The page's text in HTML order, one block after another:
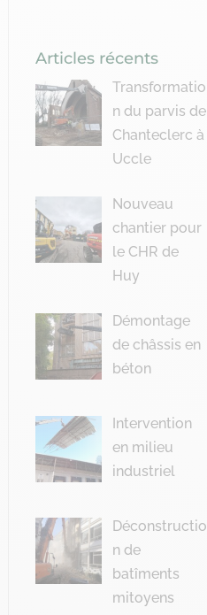
Articles récents
Transformatio
n du parvis de
Chanteclerc à
Uccle
Nouveau
chantier pour
le CHR de
Huy
Démontage
de châssis en
béton
Intervention
en milieu
industriel
Déconstructio
n de
batîments
mitoyens